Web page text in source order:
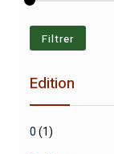
Filtrer
Edition
0 (1)